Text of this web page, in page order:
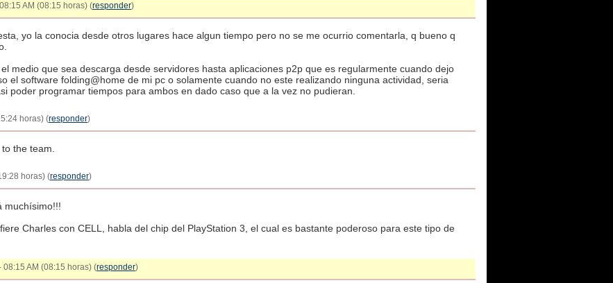
AM (08:15 horas) (responder)
yo la conocia desde otros lugares hace algun tiempo pero no se me ocurrio comentarla, q bueno q
medio que sea descarga desde servidores hasta aplicaciones p2p que es regularmente cuando dejo
el software folding@home de mi pc o solamente cuando no este realizando ninguna actividad, seria
poder programar tiempos para ambos en dado caso que a la vez no pudieran.
horas) (responder)
the team.
horas) (responder)
muchísimo!!!
Charles con CELL, habla del chip del PlayStation 3, el cual es bastante poderoso para este tipo de
08:15 AM (08:15 horas) (responder)